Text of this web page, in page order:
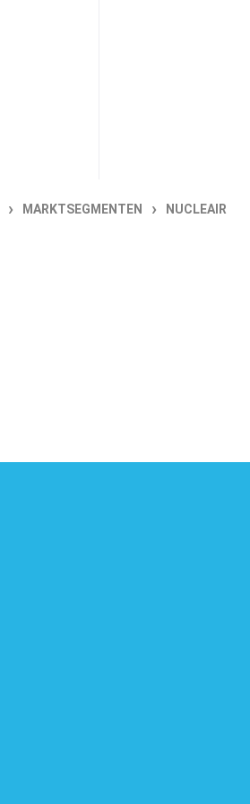
› MARKTSEGMENTEN › NUCLEAIR